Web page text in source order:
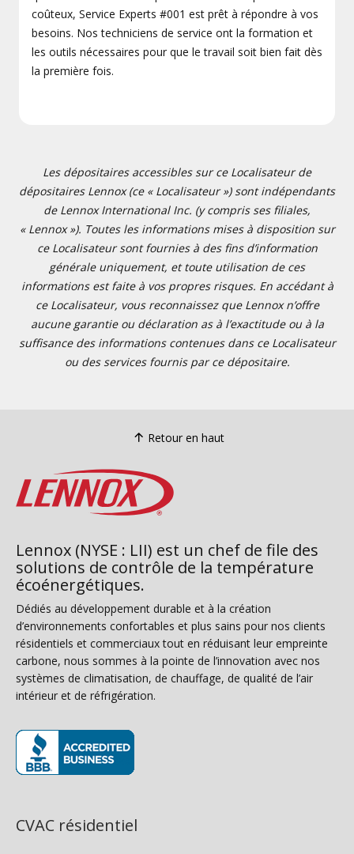
coûteux, Service Experts #001 est prêt à répondre à vos
besoins. Nos techniciens de service ont la formation et
les outils nécessaires pour que le travail soit bien fait dès
la première fois.
Les dépositaires accessibles sur ce Localisateur de
dépositaires Lennox (ce « Localisateur ») sont indépendants
de Lennox International Inc. (y compris ses filiales,
« Lennox »). Toutes les informations mises à disposition sur
ce Localisateur sont fournies à des fins d’information
générale uniquement, et toute utilisation de ces
informations est faite à vos propres risques. En accédant à
ce Localisateur, vous reconnaissez que Lennox n’offre
aucune garantie ou déclaration as à l’exactitude ou à la
suffisance des informations contenues dans ce Localisateur
ou des services fournis par ce dépositaire.
Retour en haut
Lennox (NYSE : LII) est un chef de file des
solutions de contrôle de la température
écoénergétiques.
Dédiés au développement durable et à la création
d’environnements confortables et plus sains pour nos clients
résidentiels et commerciaux tout en réduisant leur empreinte
carbone, nous sommes à la pointe de l’innovation avec nos
systèmes de climatisation, de chauffage, de qualité de l’air
intérieur et de réfrigération.
CVAC résidentiel